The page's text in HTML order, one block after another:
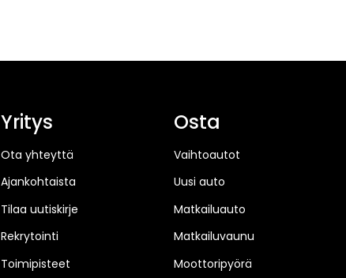
Yritys
Ota yhteyttä
Ajankohtaista
Tilaa uutiskirje
Rekrytointi
Toimipisteet
Osta
Vaihtoautot
Uusi auto
Matkailuauto
Matkailuvaunu
Moottoripyörä